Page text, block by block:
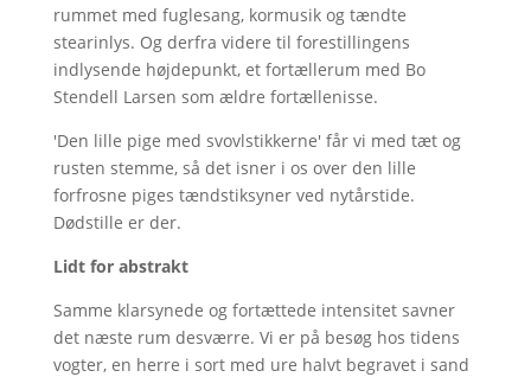
rummet med fuglesang, kormusik og tændte
stearinlys. Og derfra videre til forestillingens
indlysende højdepunkt, et fortællerum med Bo
Stendell Larsen som ældre fortællenisse.
'Den lille pige med svovlstikkerne' får vi med tæt og
rusten stemme, så det isner i os over den lille
forfrosne piges tændstiksyner ved nytårstide.
Dødstille er der.
Lidt for abstrakt
Samme klarsynede og fortættede intensitet savner
det næste rum desværre. Vi er på besøg hos tidens
vogter, en herre i sort med ure halvt begravet i sand